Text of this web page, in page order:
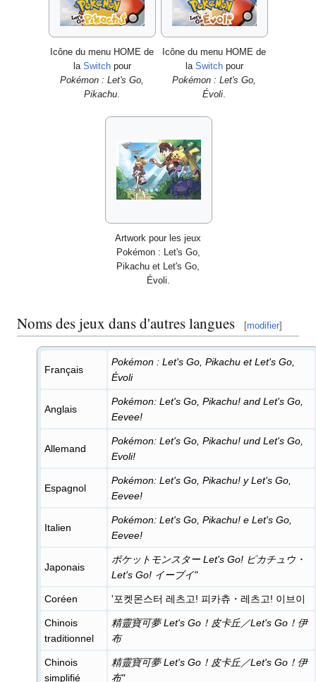
Icône du menu HOME de
la Switchpour
Pokémon : Let's Go,
Pikachu.
Icône du menu HOME de
la Switchpour
Pokémon : Let's Go,
Évoli.
Artwork pour les jeux
Pokémon : Let's Go,
Pikachu et Let's Go,
Évoli.
Noms des jeux dans d'autres langues [modifier]
Français
Pokémon : Let's Go, Pikachu et Let's Go,
Évoli
Anglais
Pokémon: Let's Go, Pikachu! and Let's Go,
Eevee!
Allemand
Pokémon: Let's Go, Pikachu! und Let's Go,
Evoli!
Espagnol
​​​​​​​Pokémon: Let's Go, Pikachu! y Let's Go,
Eevee!
Italien
Pokémon: Let's Go, Pikachu! e Let's Go,
Eevee!
Japonais
ポケットモンスター Let's Go! ピカチュウ・
Let's Go! イーブイ"
Coréen '포켓몬스터 레츠고! 피카츄・레츠고! 이브이
Chinois
traditionnel
精靈寶可夢 Let's Go！皮卡丘／Let's Go！伊
布
Chinois
simplifié
精靈寶可夢 Let's Go！皮卡丘／Let's Go！伊
布"